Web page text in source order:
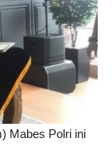
Mabes Polri ini